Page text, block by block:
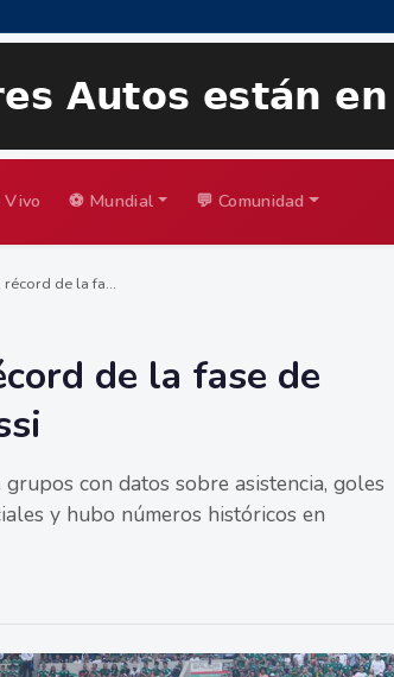
Vivo ⚽ Mundial 💬 Comunidad
de la fa...
de la fase de
con datos sobre asistencia, goles
y hubo números históricos en